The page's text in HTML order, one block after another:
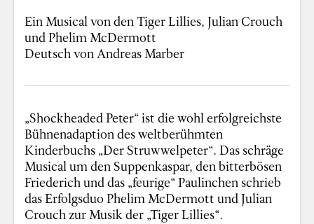
Ein Musical von den Tiger Lillies, Julian Crouch
und Phelim McDermott
Deutsch von Andreas Marber
„Shockheaded Peter“ ist die wohl erfolgreichste
Bühnenadaption des weltberühmten
Kinderbuchs „Der Struwwelpeter“. Das schräge
Musical um den Suppenkaspar, den bitterbösen
Friederich und das „feurige“ Paulinchen schrieb
das Erfolgsduo Phelim McDermott und Julian
Crouch zur Musik der „Tiger Lillies“.